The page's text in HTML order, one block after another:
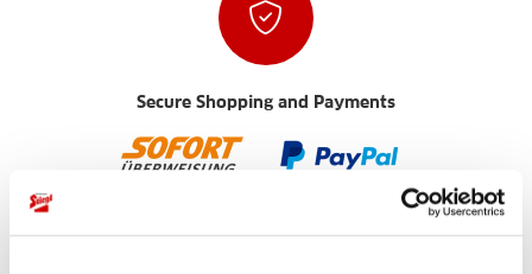
Secure Shopping and Payments